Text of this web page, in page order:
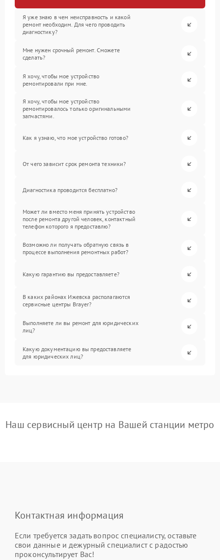
Я уже знаю в чем неисправность и какой
ремонт необходим. Для чего проводить
диагностику?
Мне нужен срочный ремонт. Сможете
сделать?
Я хочу, чтобы мое устройство
ремонтировали при мне.
Я хочу, чтобы мое устройство
ремонтировалось только оригинальными
запчастями.
Как я узнаю, что мое устройство готово?
От чего зависит срок ремонта техники?
Диагностика проводится бесплатно?
Может ли вместо меня принять устройство
после ремонта другой человек, контактный
телефон которого я предоставлю?
Возможно ли получать обратную связь в
процессе выполнения ремонтных работ?
Какую гарантию вы предоставляете?
В каких районах Ижевска располагаются
сервисные центры Brayer?
Выполняете ли вы ремонт для юридических
лиц?
Какую документацию вы предоставляете
для юридических лиц?
Наш сервисный центр на Вашей станции метро
Контактная информация
Если требуется задать вопрос специалисту, оставьте
свои данные и дежурный специалист с радостью
проконсультирует Вас!